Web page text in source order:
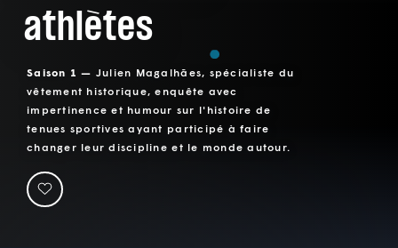
athlètes
Saison 1 — Julien Magalhães, spécialiste du
vêtement historique, enquête avec
impertinence et humour sur l'histoire de
tenues sportives ayant participé à faire
changer leur discipline et le monde autour.